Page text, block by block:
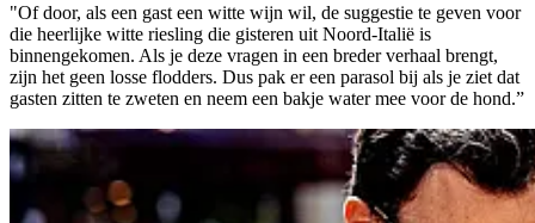
"Of door, als een gast een witte wijn wil, de suggestie te geven voor
die heerlijke witte riesling die gisteren uit Noord-Italië is
binnengekomen. Als je deze vragen in een breder verhaal brengt,
zijn het geen losse flodders. Dus pak er een parasol bij als je ziet dat
gasten zitten te zweten en neem een bakje water mee voor de hond.”